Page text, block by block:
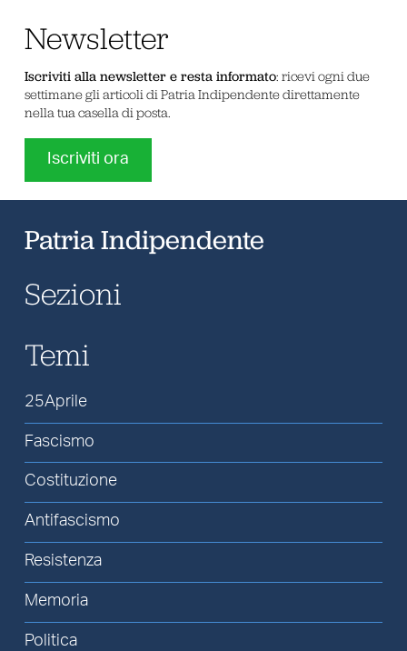
Newsletter
Iscriviti alla newsletter e resta informato: ricevi ogni due
settimane gli articoli di Patria Indipendente direttamente
nella tua casella di posta.
Iscriviti ora
Patria Indipendente
Sezioni
Temi
25Aprile
Fascismo
Costituzione
Antifascismo
Resistenza
Memoria
Politica